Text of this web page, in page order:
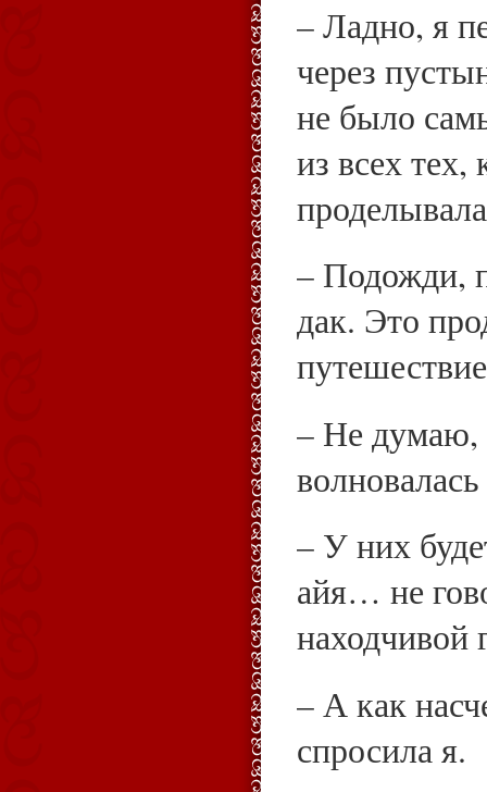
– Ладно, я
через
не было
из всех тех,
– Подожди,
дак. Это
– Не думаю,
– У них
айя… не
находчивой
– А как
спросила я.